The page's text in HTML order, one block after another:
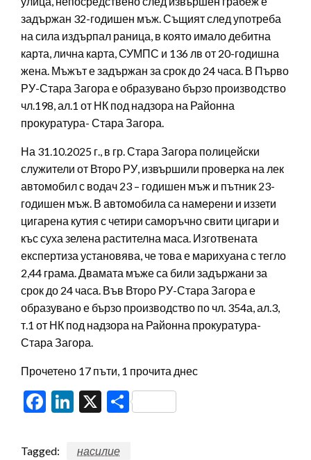
задържан 32-годишен мъж. Същият след употреба
на сила издърпал раница, в която имало дебитна
карта, лична карта, СУМПС и 136 лв от 20-годишна
жена. Мъжът е задържан за срок до 24 часа. В Първо
РУ-Стара Загора е образувано бързо производство
чл.198, ал.1 от НК под надзора на Районна
прокуратура- Стара Загора.
На 31.10.2025 г., в гр. Стара Загора полицейски
служители от Второ РУ, извършили проверка на лек
автомобил с водач 23 – годишен мъж и пътник 23-
годишен мъж. В автомобила са намерени и иззети
цигарена кутия с четири саморъчно свити цигари и
къс суха зелена растителна маса. Изготвената
експертиза установява, че това е марихуана с тегло
2,44 грама. Двамата мъже са били задържани за
срок до 24 часа. Във Второ РУ-Стара Загора е
образувано е бързо производство по чл. 354а, ал.3,
т.1 от НК под надзора на Районна прокуратура-
Стара Загора.
Прочетено 17 пъти, 1 прочита днес
Facebook
LinkedIn
X Share
Tagged: насилие